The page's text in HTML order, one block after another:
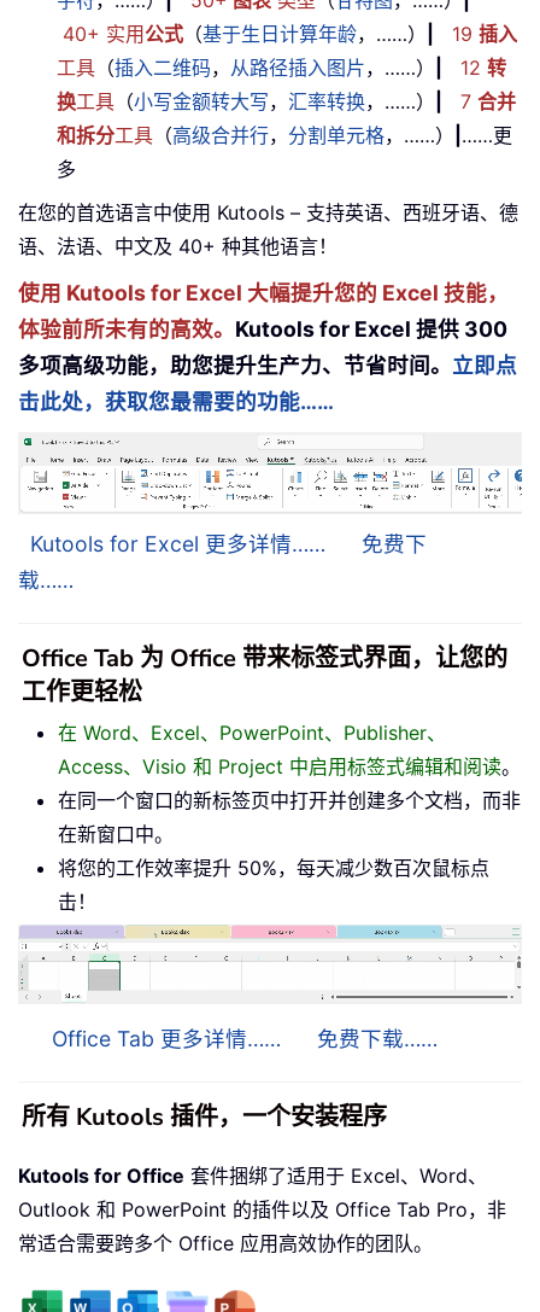
40+ 实用公式 （基于生日计算年龄，……） 19 插入
工具 （插入二维码， 从路径插入图片，……） 12 转
换工具 （小写金额转大写， 汇率转换，……） 7 合并
和拆分工具 （高级合并行， 分割单元格，……）
……更
多
在您的首选语言中使用 Kutools – 支持英语、西班牙语、德
语、法语、中文及 40+ 种其他语言！
使用 Kutools for Excel 大幅提升您的 Excel 技能，
体验前所未有的高效。 Kutools for Excel 提供 300
多项高级功能，助您提升生产力、节省时间。 立即点
击此处，获取您最需要的功能……
Kutools for Excel 更多详情……
免费下
载……
Office Tab 为 Office 带来标签式界面，让您的
工作更轻松
在 Word、Excel、PowerPoint、Publisher、
Access、Visio 和 Project 中启用标签式编辑和阅读。
在同一个窗口的新标签页中打开并创建多个文档，而非
在新窗口中。
将您的工作效率提升 50%，每天减少数百次鼠标点
击！
Office Tab 更多详情…… 免费下载……
所有 Kutools 插件，一个安装程序
Kutools for Office 套件捆绑了适用于 Excel、Word、
Outlook 和 PowerPoint 的插件以及 Office Tab Pro，非
常适合需要跨多个 Office 应用高效协作的团队。